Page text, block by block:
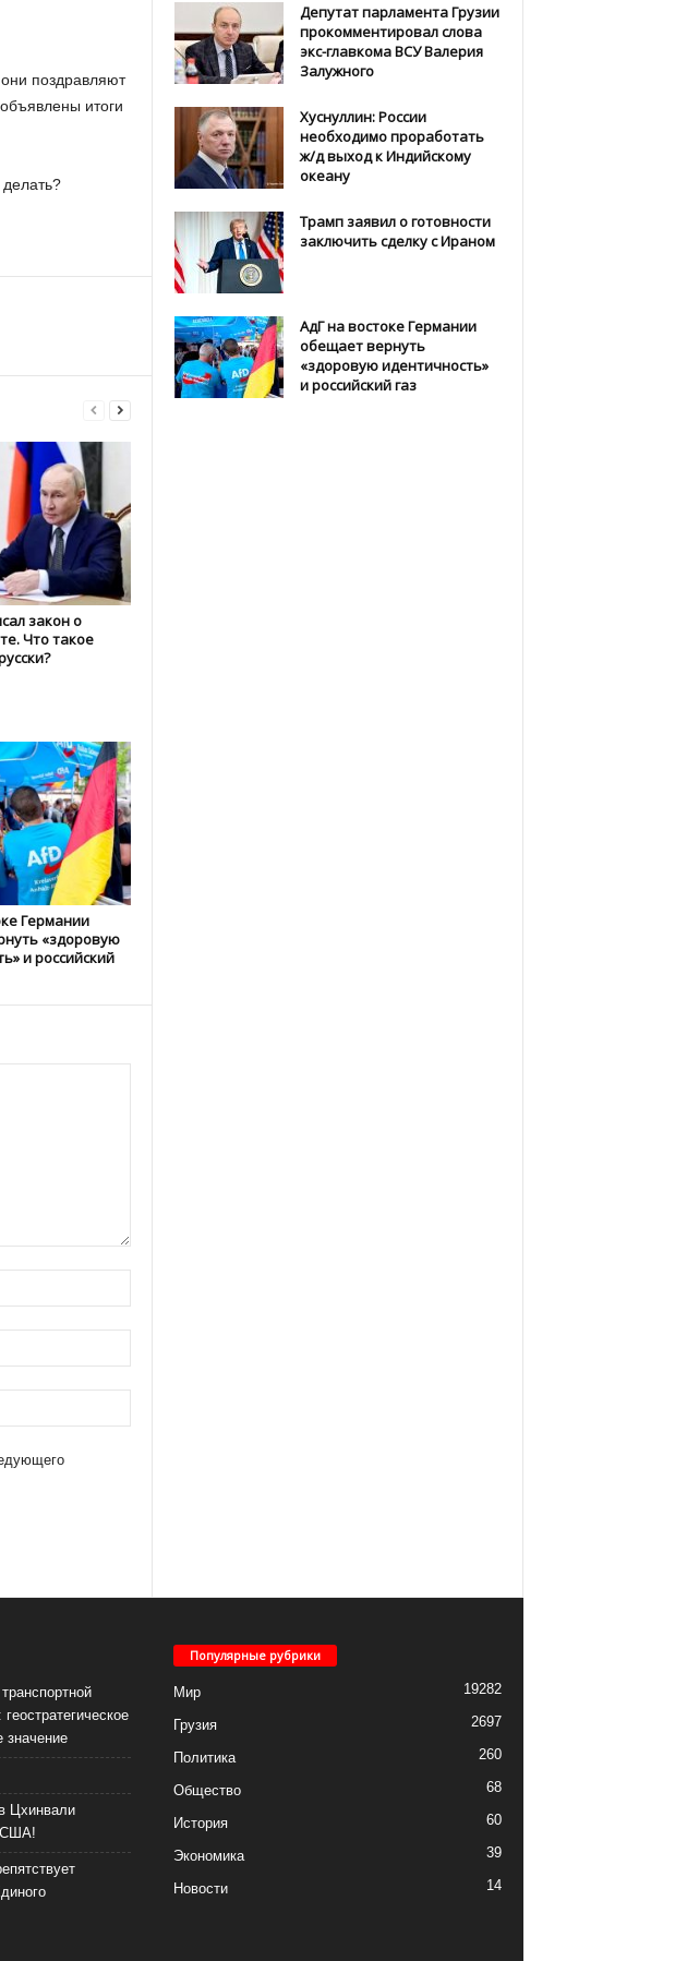
поздравляют
итоги
закон о
Что такое
Германии
«здоровую
и российский
Депутат парламента Грузии
прокомментировал слова
экс-главкома ВСУ Валерия
Залужного
Хуснуллин: России
необходимо проработать
ж/д выход к Индийскому
океану
Трамп заявил о готовности
заключить сделку с Ираном
АдГ на востоке Германии
обещает вернуть
«здоровую идентичность»
и российский газ
значение
Цхинвали
США!
Популярные рубрики
Мир 19282
Грузия 2697
Политика 260
Общество 68
История 60
Экономика 39
Новости 14